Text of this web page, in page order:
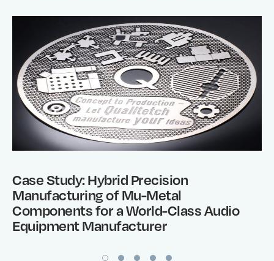
Case Study: Hybrid Precision
Manufacturing of Mu-Metal
Components for a World-Class Audio
Equipment Manufacturer